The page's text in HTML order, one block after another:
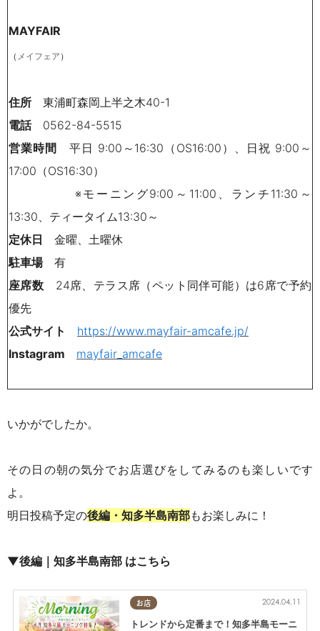
MAYFAIR
（ メイフェア ）
住所 東浦町森岡上半之木40-1
電話
0562-84-5515
営業時間 平日 9:00～16:30（OS16:00）、日祝 9:00～
17:00（OS16:30）
※モーニング9:00～11:00、ランチ11:30～
13:30、ティータイム13:30～
定休日 金曜、土曜休
駐車場有
座席数 24席、テラス席（ペット同伴可能）は6席で予約
優先
公式サイト https://www.mayfair-amcafe.jp/
Instagram mayfair_amcafe
いかがでしたか。
その日の朝の気分でお店選びをしてみるのも楽しいです
よ。
明日投稿予定の後編・知多半島南部もお楽しみに！
▼後編｜知多半島南部 はこちら
お店 2024.04.11
トレンドから定番まで！知多半島モーニ